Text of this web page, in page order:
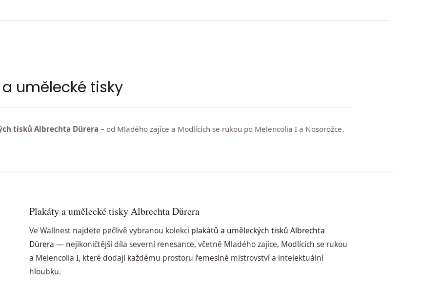
umělecké tisky
tisků Albrechta Dürera – od Mladého zajíce a Modlících se rukou po Melencolia I a Nosorožce.
Plakáty a umělecké tisky Albrechta Dürera
Ve Wallnest najdete pečlivě vybranou kolekci plakátů a uměleckých tisků Albrechta
Dürera — nejikoničtější díla severní renesance, včetně Mladého zajíce, Modlících se rukou
a Melencolia I, které dodají každému prostoru řemeslné mistrovství a intelektuální
hloubku.